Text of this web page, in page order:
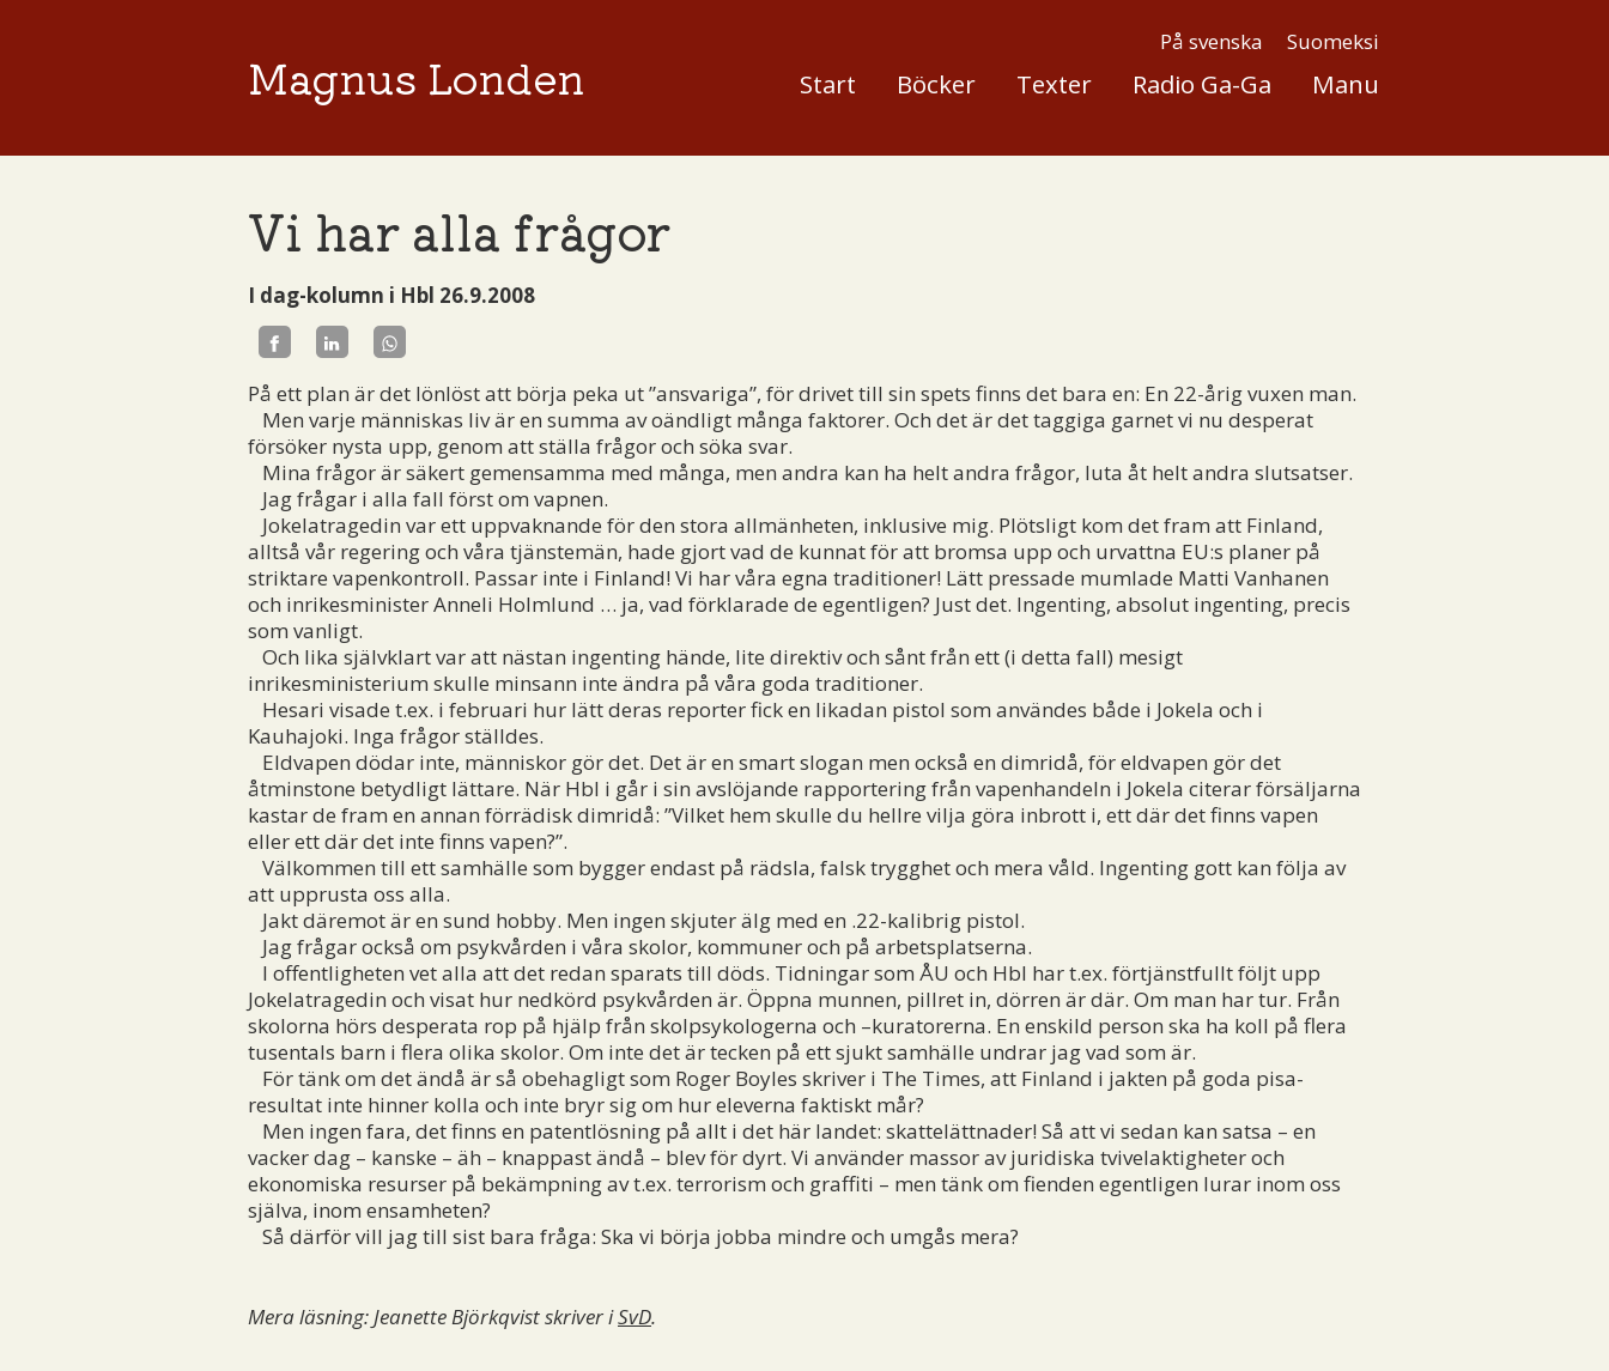
Magnus Londen
På svenska Suomeksi
Start Böcker Texter Radio Ga-Ga Manu
Vi har alla frågor
I dag-kolumn i Hbl 26.9.2008
På ett plan är det lönlöst att börja peka ut ”ansvariga”, för drivet till sin spets finns det bara en: En 22-årig vuxen man.
Men varje människas liv är en summa av oändligt många faktorer. Och det är det taggiga garnet vi nu desperat
försöker nysta upp, genom att ställa frågor och söka svar.
Mina frågor är säkert gemensamma med många, men andra kan ha helt andra frågor, luta åt helt andra slutsatser.
Jag frågar i alla fall först om vapnen.
Jokelatragedin var ett uppvaknande för den stora allmänheten, inklusive mig. Plötsligt kom det fram att Finland,
alltså vår regering och våra tjänstemän, hade gjort vad de kunnat för att bromsa upp och urvattna EU:s planer på
striktare vapenkontroll. Passar inte i Finland! Vi har våra egna traditioner! Lätt pressade mumlade Matti Vanhanen
och inrikesminister Anneli Holmlund … ja, vad förklarade de egentligen? Just det. Ingenting, absolut ingenting, precis
som vanligt.
Och lika självklart var att nästan ingenting hände, lite direktiv och sånt från ett (i detta fall) mesigt
inrikesministerium skulle minsann inte ändra på våra goda traditioner.
Hesari visade t.ex. i februari hur lätt deras reporter fick en likadan pistol som användes både i Jokela och i
Kauhajoki. Inga frågor ställdes.
Eldvapen dödar inte, människor gör det. Det är en smart slogan men också en dimridå, för eldvapen gör det
åtminstone betydligt lättare. När Hbl i går i sin avslöjande rapportering från vapenhandeln i Jokela citerar försäljarna
kastar de fram en annan förrädisk dimridå: ”Vilket hem skulle du hellre vilja göra inbrott i, ett där det finns vapen
eller ett där det inte finns vapen?”.
Välkommen till ett samhälle som bygger endast på rädsla, falsk trygghet och mera våld. Ingenting gott kan följa av
att upprusta oss alla.
Jakt däremot är en sund hobby. Men ingen skjuter älg med en .22-kalibrig pistol.
Jag frågar också om psykvården i våra skolor, kommuner och på arbetsplatserna.
I offentligheten vet alla att det redan sparats till döds. Tidningar som ÅU och Hbl har t.ex. förtjänstfullt följt upp
Jokelatragedin och visat hur nedkörd psykvården är. Öppna munnen, pillret in, dörren är där. Om man har tur. Från
skolorna hörs desperata rop på hjälp från skolpsykologerna och –kuratorerna. En enskild person ska ha koll på flera
tusentals barn i flera olika skolor. Om inte det är tecken på ett sjukt samhälle undrar jag vad som är.
För tänk om det ändå är så obehagligt som Roger Boyles skriver i The Times, att Finland i jakten på goda pisa-
resultat inte hinner kolla och inte bryr sig om hur eleverna faktiskt mår?
Men ingen fara, det finns en patentlösning på allt i det här landet: skattelättnader! Så att vi sedan kan satsa – en
vacker dag – kanske – äh – knappast ändå – blev för dyrt. Vi använder massor av juridiska tvivelaktigheter och
ekonomiska resurser på bekämpning av t.ex. terrorism och graffiti – men tänk om fienden egentligen lurar inom oss
själva, inom ensamheten?
Så därför vill jag till sist bara fråga: Ska vi börja jobba mindre och umgås mera?
Mera läsning: Jeanette Björkqvist skriver iSvD.